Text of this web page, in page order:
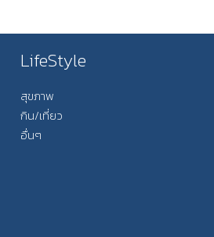
LifeStyle
สุขภาพ
กิน/เที่ยว
อื่นๆ